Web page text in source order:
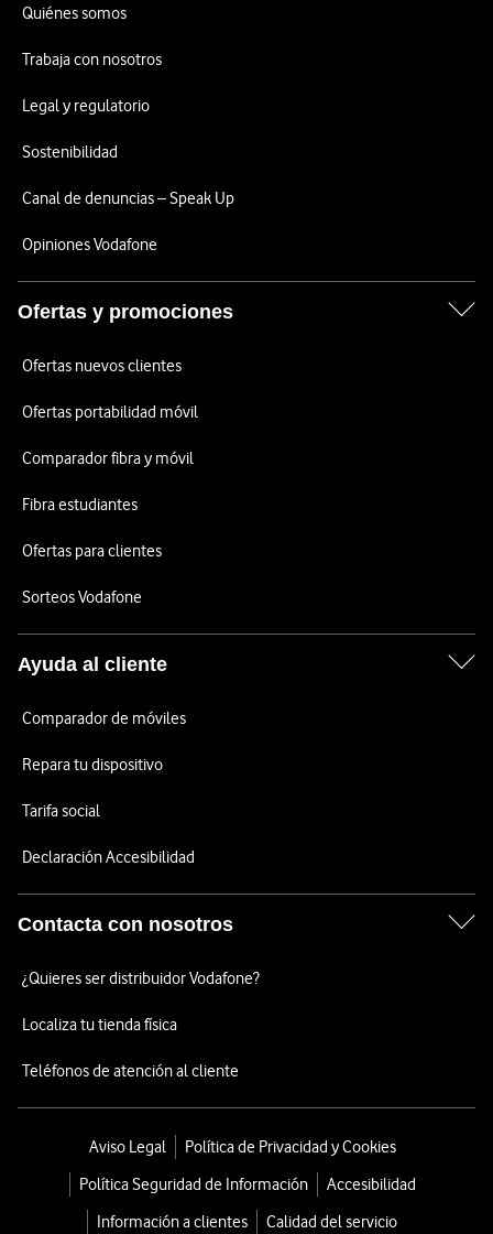
Quiénes somos
Trabaja con nosotros
Legal y regulatorio
Sostenibilidad
Canal de denuncias – Speak Up
Opiniones Vodafone
Ofertas y promociones
Ofertas nuevos clientes
Ofertas portabilidad móvil
Comparador fibra y móvil
Fibra estudiantes
Ofertas para clientes
Sorteos Vodafone
Ayuda al cliente
Comparador de móviles
Repara tu dispositivo
Tarifa social
Declaración Accesibilidad
Contacta con nosotros
¿Quieres ser distribuidor Vodafone?
Localiza tu tienda física
Teléfonos de atención al cliente
Aviso Legal
Política de Privacidad y Cookies
Política Seguridad de Información
Accesibilidad
Información a clientes
Calidad del servicio